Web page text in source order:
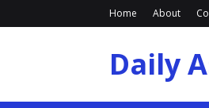
Home About
Daily